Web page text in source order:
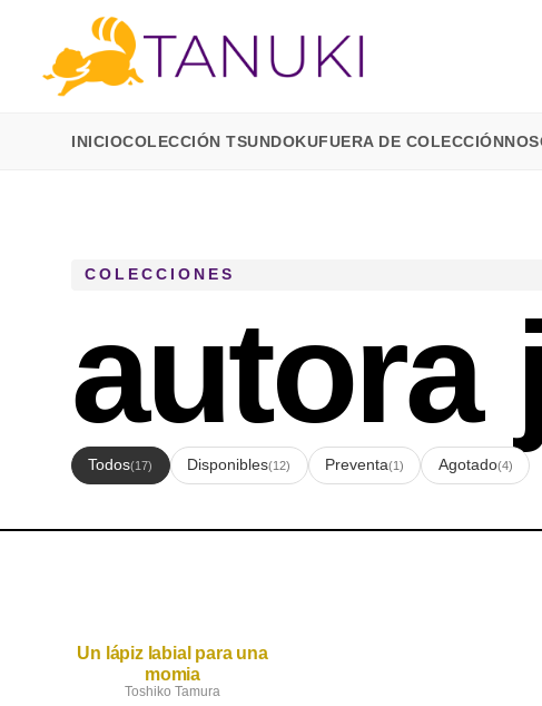
INICIOCOLECCIÓN TSUNDOKUFUERA DE COLECCIÓN
COLECCIONES
autora
Todos(17) Disponibles(12) Preventa(1) Agotado(4)
Un lápiz labial para una
momia
Toshiko Tamura